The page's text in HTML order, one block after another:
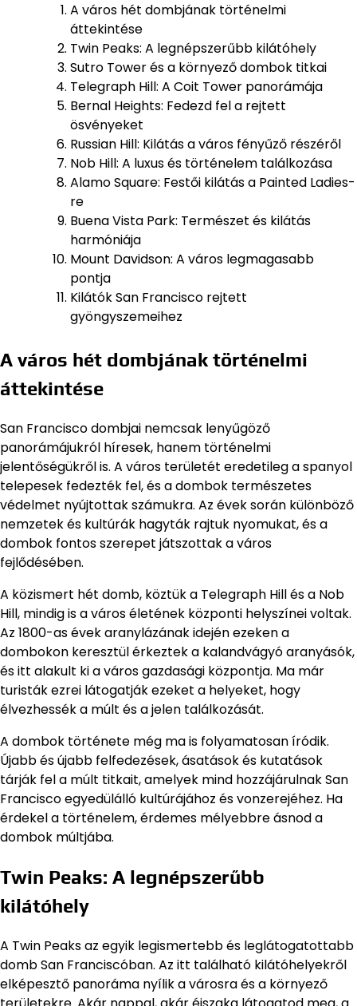
A város hét dombjának történelmi
áttekintése
Twin Peaks: A legnépszerűbb kilátóhely
Sutro Tower és a környező dombok titkai
Telegraph Hill: A Coit Tower panorámája
Bernal Heights: Fedezd fel a rejtett
ösvényeket
Russian Hill: Kilátás a város fényűző részéről
Nob Hill: A luxus és történelem találkozása
Alamo Square: Festői kilátás a Painted Ladies-
re
Buena Vista Park: Természet és kilátás
harmóniája
Mount Davidson: A város legmagasabb
pontja
Kilátók San Francisco rejtett
gyöngyszemeihez
A város hét dombjának történelmi
áttekintése
San Francisco dombjai nemcsak lenyűgöző
panorámájukról híresek, hanem történelmi
jelentőségükről is. A város területét eredetileg a spanyol
telepesek fedezték fel, és a dombok természetes
védelmet nyújtottak számukra. Az évek során különböző
nemzetek és kultúrák hagyták rajtuk nyomukat, és a
dombok fontos szerepet játszottak a város
fejlődésében.
A közismert hét domb, köztük a Telegraph Hill és a Nob
Hill, mindig is a város életének központi helyszínei voltak.
Az 1800-as évek aranylázának idején ezeken a
dombokon keresztül érkeztek a kalandvágyó aranyásók,
és itt alakult ki a város gazdasági központja. Ma már
turisták ezrei látogatják ezeket a helyeket, hogy
élvezhessék a múlt és a jelen találkozását.
A dombok története még ma is folyamatosan íródik.
Újabb és újabb felfedezések, ásatások és kutatások
tárják fel a múlt titkait, amelyek mind hozzájárulnak San
Francisco egyedülálló kultúrájához és vonzerejéhez. Ha
érdekel a történelem, érdemes mélyebbre ásnod a
dombok múltjába.
Twin Peaks: A legnépszerűbb
kilátóhely
A Twin Peaks az egyik legismertebb és leglátogatottabb
domb San Franciscóban. Az itt található kilátóhelyekről
elképesztő panoráma nyílik a városra és a környező